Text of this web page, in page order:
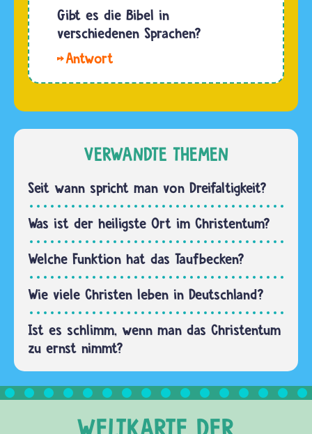
anders in
Erinnerung.
Aber nur
schon
seit fast
Jahren
nicht
Übersetzungen…
Gibt es die Bibel in
verschiedenen Sprachen?
Bücher
der Bibel,
das Erste
Testament,
entstanden
in
hebräischer
und
aramäischer
Sprache.
Laut…
VERWANDTE THEMEN
Seit wann spricht man von Dreifaltigkeit?
Was ist der heiligste Ort im Christentum?
Welche Funktion hat das Taufbecken?
Wie viele Christen leben in Deutschland?
Ist es schlimm, wenn man das Christentum
zu ernst nimmt?